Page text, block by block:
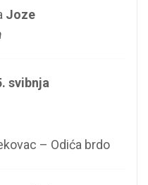
Joze
svibnja
– Odića brdo